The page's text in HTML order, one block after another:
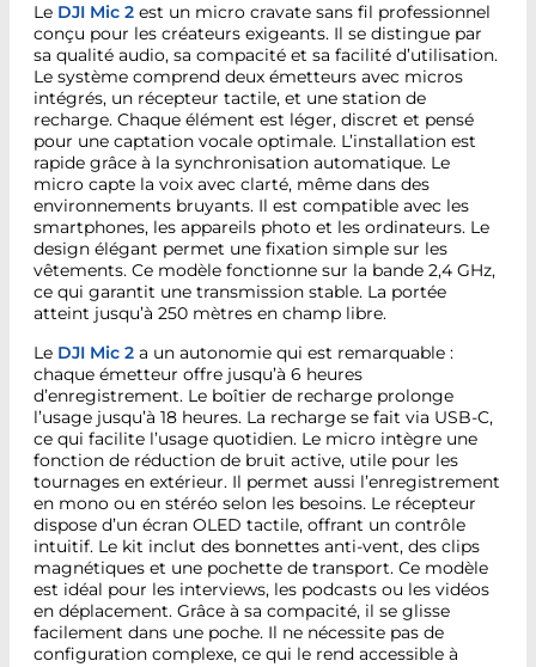
Le DJI Mic 2 est un micro cravate sans fil professionnel
conçu pour les créateurs exigeants. Il se distingue par
sa qualité audio, sa compacité et sa facilité d’utilisation.
Le système comprend deux émetteurs avec micros
intégrés, un récepteur tactile, et une station de
recharge. Chaque élément est léger, discret et pensé
pour une captation vocale optimale. L’installation est
rapide grâce à la synchronisation automatique. Le
micro capte la voix avec clarté, même dans des
environnements bruyants. Il est compatible avec les
smartphones, les appareils photo et les ordinateurs. Le
design élégant permet une fixation simple sur les
vêtements. Ce modèle fonctionne sur la bande 2,4 GHz,
ce qui garantit une transmission stable. La portée
atteint jusqu’à 250 mètres en champ libre.
Le DJI Mic 2 a un autonomie qui est remarquable :
chaque émetteur offre jusqu’à 6 heures
d’enregistrement. Le boîtier de recharge prolonge
l’usage jusqu’à 18 heures. La recharge se fait via USB-C,
ce qui facilite l’usage quotidien. Le micro intègre une
fonction de réduction de bruit active, utile pour les
tournages en extérieur. Il permet aussi l’enregistrement
en mono ou en stéréo selon les besoins. Le récepteur
dispose d’un écran OLED tactile, offrant un contrôle
intuitif. Le kit inclut des bonnettes anti-vent, des clips
magnétiques et une pochette de transport. Ce modèle
est idéal pour les interviews, les podcasts ou les vidéos
en déplacement. Grâce à sa compacité, il se glisse
facilement dans une poche. Il ne nécessite pas de
configuration complexe, ce qui le rend accessible à